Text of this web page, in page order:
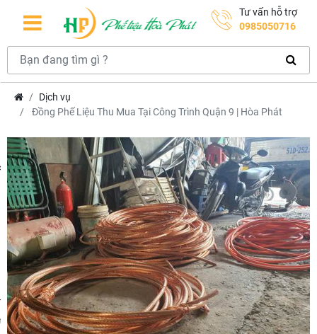
Tư vấn hỗ trợ
0985050716
Dịch vụ
Đồng Phế Liệu Thu Mua Tại Công Trình Quận 9 | Hòa Phát